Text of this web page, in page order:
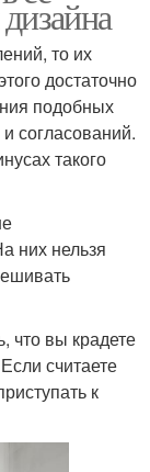
то их
достаточно
подобных
согласований.
такого
них нельзя
что вы крадете
считаете
к